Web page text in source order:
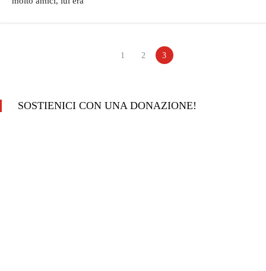
1 2 3
SOSTIENICI CON UNA DONAZIONE!